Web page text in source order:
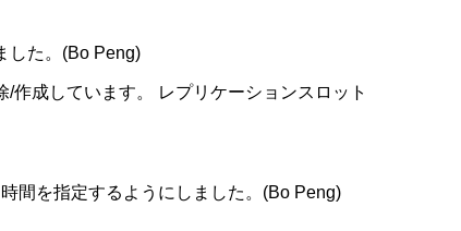
した。(Bo Peng)
成しています。 レプリケーションスロット
間を指定するようにしました。(Bo Peng)